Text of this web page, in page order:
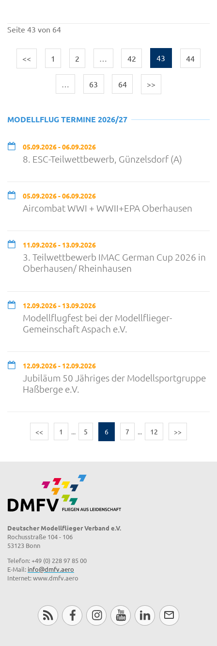
Seite 43 von 64
<< 1 2 42 43 44
… 63 64 >>
MODELLFLUG TERMINE 2026/27
05.09.2026 - 06.09.2026
8. ESC-Teilwettbewerb, Günzelsdorf (A)
05.09.2026 - 06.09.2026
Aircombat WWI + WWII+EPA Oberhausen
11.09.2026 - 13.09.2026
3. Teilwettbewerb IMAC German Cup 2026 in
Oberhausen/ Rheinhausen
12.09.2026 - 13.09.2026
Modellflugfest bei der Modellflieger-
Gemeinschaft Aspach e.V.
12.09.2026 - 12.09.2026
Jubiläum 50 Jähriges der Modellsportgruppe
Haßberge e.V.
<< 1 ... 5 6 7 ... 12 >>
Deutscher Modellflieger Verband e.V.
Rochusstraße 104 - 106
53123 Bonn
Telefon: +49 (0) 228 97 85 00
E-Mail: info@dmfv.aero
Internet: www.dmfv.aero